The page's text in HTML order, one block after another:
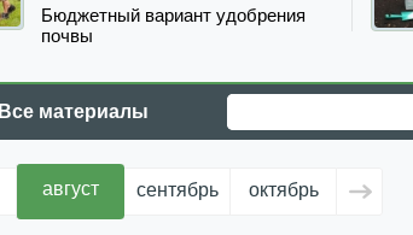
Бюджетный вариант удобрения
почвы
Все материалы
август сентябрь октябрь ноябрь